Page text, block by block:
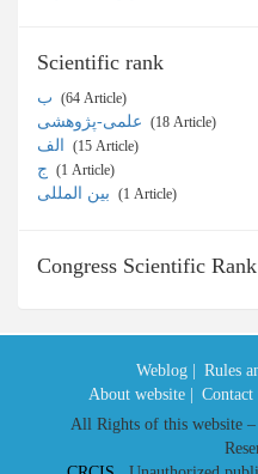
Scientific rank
‎ (64 Article)
‎ (18 Article)
‎ (15 Article)
‎ (1 Article)
‎ (1 Article)
Congress Scientific Rank
Weblog | Rules
About website |
Contact
All Rights of this website